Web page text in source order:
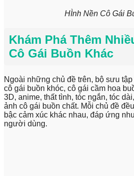
HÌnh Nền Cô Gái
Khám Phá Thêm
Cô Gái Buồn Khác
Ngoài những chủ đề trên, bộ sưu
cô gái buồn khóc, cô gái cầm hoa
3D, anime, thất tình, tóc ngắn, tóc
ảnh cô gái buồn chất. Mỗi chủ đề
bậc cảm xúc khác nhau, đáp ứng
người dùng.